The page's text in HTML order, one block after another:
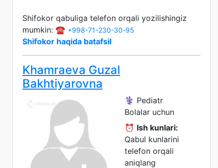
Shifokor qabuliga telefon orqali yozilishingiz
mumkin: ☎️ +998-71-230-30-95
Shifokor haqida batafsil
Khamraeva Guzal
Bakhtiyarovna
⚕️ Pediatr
Bolalar uchun
⏰ Ish kunlari:
Qabul kunlarini
telefon orqali
aniqlang